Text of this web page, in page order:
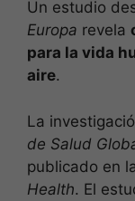
Un estudio
Europa revela
para la vida
aire.
La
de Salud
publicado en
Health. El